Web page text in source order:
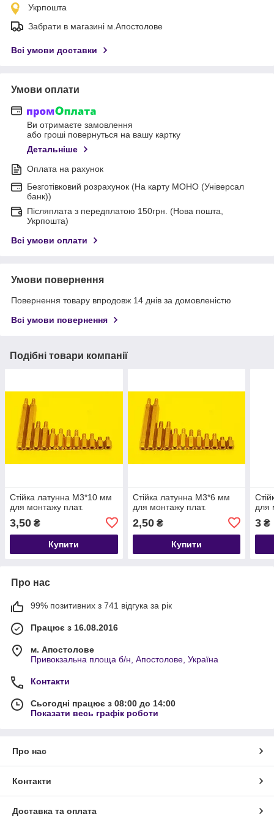
Укрпошта
Забрати в магазині м.Апостолове
Всі умови доставки
Умови оплати
Ви отримаєте замовлення
або гроші повернуться на вашу картку
Детальніше
Оплата на рахунок
Безготівковий розрахунок (На карту МОНО (Універсал
банк))
Післяплата з передплатою 150грн. (Нова пошта,
Укрпошта)
Всі умови оплати
Умови повернення
Повернення товару впродовж 14 днів за домовленістю
Всі умови повернення
Подібні товари компанії
Стійка латунна M3*10 мм
для монтажу плат.
3,50 ₴
Купити
Стійка латунна M3*6 мм
для монтажу плат.
2,50₴
Купити
для
3 ₴
Про нас
99% позитивних з 741 відгука за рік
Працює з 16.08.2016
м. Апостолове
Привокзальна площа б/н, Апостолове, Україна
Контакти
Сьогодні працює з 08:00 до 14:00
Показати весь графік роботи
Про нас
Контакти
Доставка та оплата